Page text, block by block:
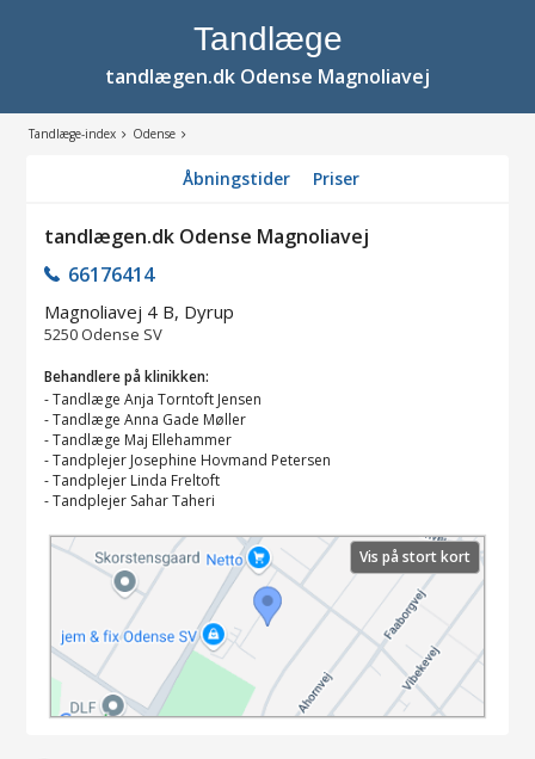
Tandlæge
tandlægen.dk Odense Magnoliavej
Tandlæge-index Odense
Åbningstider Priser
tandlægen.dk Odense Magnoliavej
66176414
Magnoliavej 4 B, Dyrup
5250Odense SV
Behandlere på klinikken:
-Tandlæge Anja Torntoft Jensen
-Tandlæge Anna Gade Møller
-Tandlæge Maj Ellehammer
-Tandplejer Josephine Hovmand Petersen
-Tandplejer Linda Freltoft
-Tandplejer Sahar Taheri
Vis på stort kort